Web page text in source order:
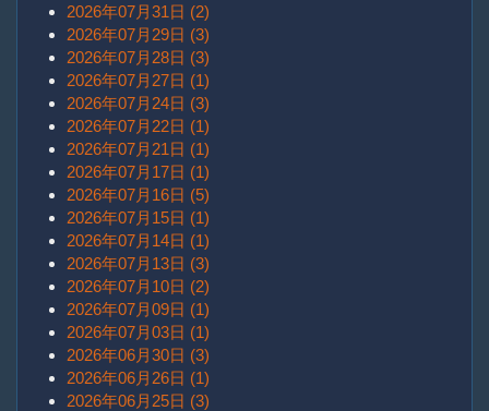
2026年07月31日 (2)
2026年07月29日 (3)
2026年07月28日 (3)
2026年07月27日 (1)
2026年07月24日 (3)
2026年07月22日 (1)
2026年07月21日 (1)
2026年07月17日 (1)
2026年07月16日 (5)
2026年07月15日 (1)
2026年07月14日 (1)
2026年07月13日 (3)
2026年07月10日 (2)
2026年07月09日 (1)
2026年07月03日 (1)
2026年06月30日 (3)
2026年06月26日 (1)
2026年06月25日 (3)